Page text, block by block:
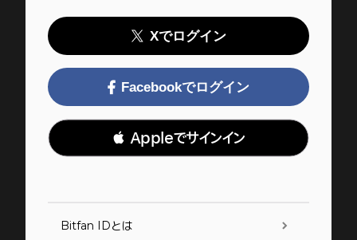
Xでログイン
Facebookでログイン
 Appleでサインイン
Bitfan IDとは